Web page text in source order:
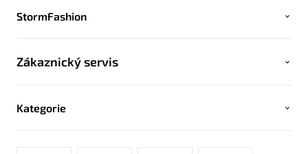
StormFashion
Zákaznický servis
Kategorie